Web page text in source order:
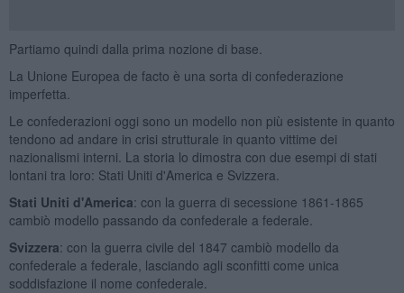
Partiamo quindi dalla prima nozione di base.
La Unione Europea de facto è una sorta di confederazione
imperfetta.
Le confederazioni oggi sono un modello non più esistente in quanto
tendono ad andare in crisi strutturale in quanto vittime dei
nazionalismi interni. La storia lo dimostra con due esempi di stati
lontani tra loro: Stati Uniti d'America e Svizzera.
Stati Uniti d'America: con la guerra di secessione 1861-1865
cambiò modello passando da confederale a federale.
Svizzera: con la guerra civile del 1847 cambiò modello da
confederale a federale, lasciando agli sconfitti come unica
soddisfazione il nome confederale.